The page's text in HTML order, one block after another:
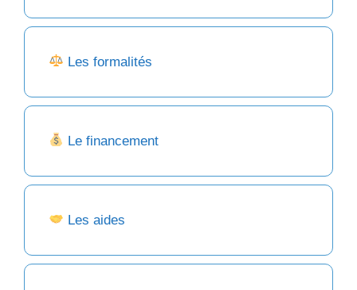
Les formalités
Le financement
Les aides